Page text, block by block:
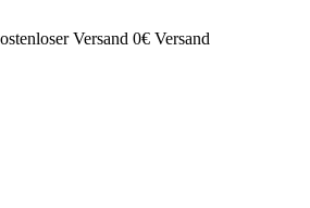
Versand 0€ Versand